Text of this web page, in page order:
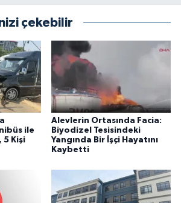
çekebilir
ile
5 Kişi
Alevlerin Ortasında Facia:
Biyodizel Tesisindeki
Yangında Bir İşçi Hayatını
Kaybetti